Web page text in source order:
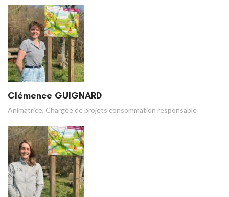
Clémence GUIGNARD
Animatrice, Chargée de projets consommation responsable